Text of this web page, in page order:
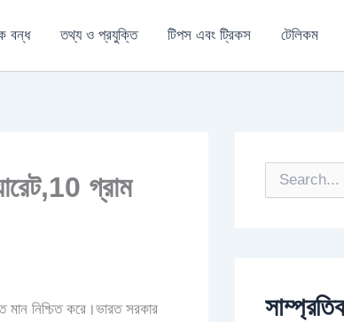
বন্ধ তথ্য ও প্রযুক্তি টিপস এবং ট্রিকস টেলিকম
গ্রাম
নিশ্চিত করে।ভারত সরকার
r